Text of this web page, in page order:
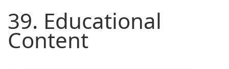
39. Educational
Content